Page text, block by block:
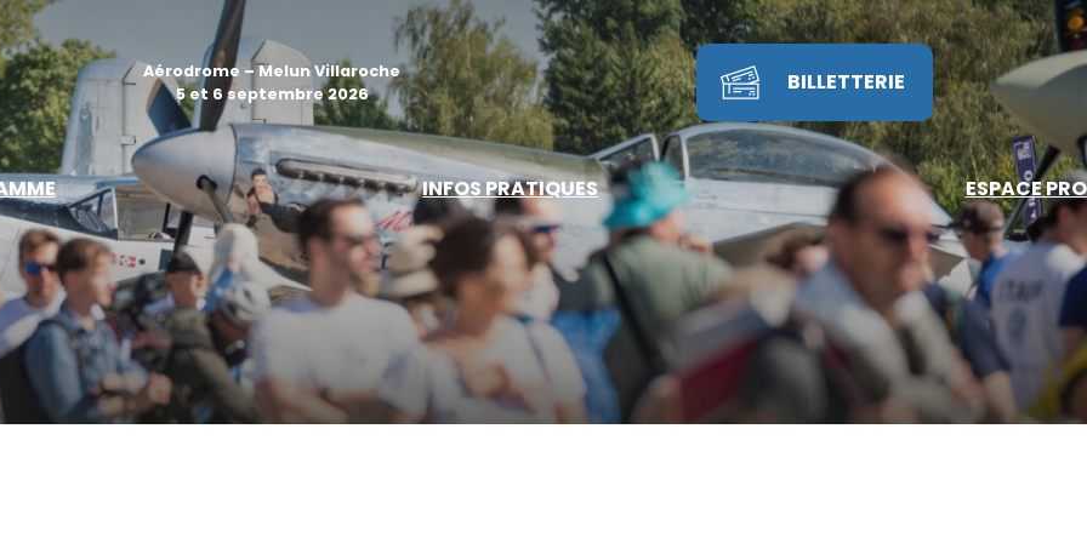
Aérodrome – Melun Villaroche
5 et 6 septembre 2026
BILLETTERIE
INFOS PRATIQUES ESPACE PRO